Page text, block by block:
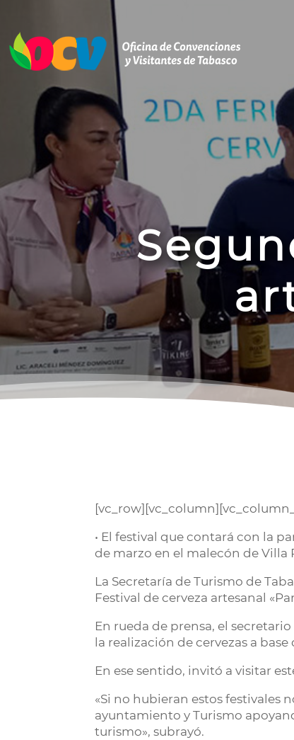
• El festival que contará con la
de marzo en el malecón de Villa
La Secretaría de Turismo de
Festival de cerveza artesanal
En rueda de prensa, el
la realización de cervezas a
En ese sentido, invitó a visitar
«Si no hubieran estos festivales
ayuntamiento y Turismo
turismo», subrayó.